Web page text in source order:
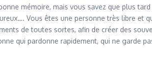
mémoire, mais vous savez que plus
Vous êtes une personne très libre et
de toutes sortes, afin de créer des
qui pardonne rapidement, qui ne garde